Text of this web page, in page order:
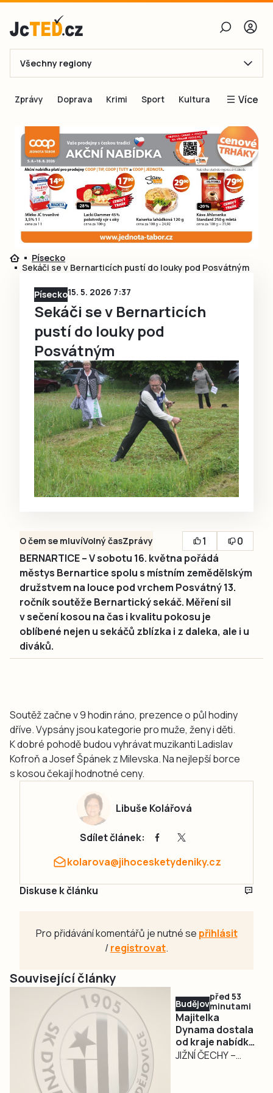
E-mail
Obnovit heslo
Přihlásit se
Přihlásit se přes Facebook
Ještě nemám účet, chci seRegistrovat
Všechny regiony
Zprávy Doprava Krimi Sport Kultura Více
Inspirace
Čtenáři píší
Speciální přílohy
Inzerce
Písecko
Sekáči se v Bernarticích pustí do louky pod Posvátným
Písecko15. 5. 2026 7:37
Sekáči se v Bernarticích
pustí do louky pod
Posvátným
O čem se mluvíVolný časZprávy 1
0
BERNARTICE – V sobotu 16. května pořádá
městys Bernartice spolu s místním zemědělským
družstvem na louce pod vrchem Posvátný 13.
ročník soutěže Bernartický sekáč. Měření sil
v sečení kosou na čas i kvalitu pokosu je
oblíbené nejen u sekáčů zblízka i z daleka, ale i u
diváků.
Soutěž začne v 9 hodin ráno, prezence o půl hodiny
dříve. Vypsány jsou kategorie pro muže, ženy i děti.
K dobré pohodě budou vyhrávat muzikanti Ladislav
Kofroň a Josef Špánek z Milevska. Na nejlepší borce
s kosou čekají hodnotné ceny.
Libuše Kolářová
Sdílet článek:
kolarova@jihocesketydeniky.cz
Diskuse k článku
Pro přidávání komentářů je nutné se přihlásit
/registrovat.
Související články
Budějovicko
před 53
minutami
Majitelka
Dynama dostala
od kraje nabídku
na odkup akcií za
JIŽNÍ ČECHY –